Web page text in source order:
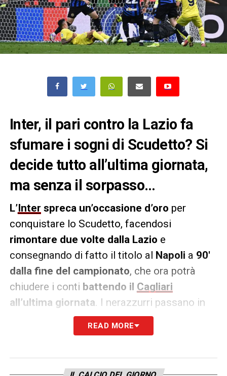
Inter, il pari contro la Lazio fa
sfumare i sogni di Scudetto? Si
decide tutto all’ultima giornata,
ma senza il sorpasso…
L’Inter spreca un’occasione d’oro per
conquistare lo Scudetto, facendosi
rimontare due volte dalla Lazio e
consegnando di fatto il titolo al Napoli a 90′
dalla fine del campionato, che ora potrà
chiudere i conti battendo il Cagliari
all’ultima giornata. I nerazzurri passano in
vantaggio con Bisseck, poi si fanno
raggiungere prima da Pedro sull’1-1
READ MORE